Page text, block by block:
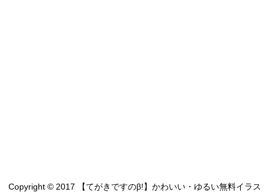
Copyright © 2017 【てがきですのβ!】かわいい・ゆるい無料イラス